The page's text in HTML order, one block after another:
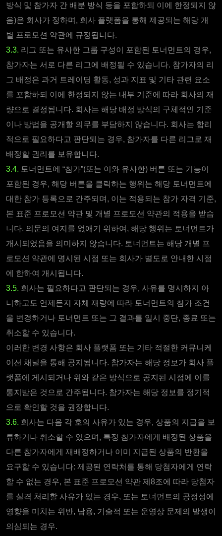
방식 및 참가자 간 배분 방식 등을 포함하되 이에 한정되지 않
음)은 회사가 정하며, 회사 플랫폼을 통해 제공되는 해당 개
별 프로모션 약관에 규정됩니다.
3.3. 리그 또는 유사한 그룹 구성이 포함된 토너먼트의 경우,
참가자는 서로 다른 리그에 배정될 수 있습니다. 참가자의 리
그 배정은 과거 트레이딩 활동, 성과 지표 및 기타 관련 요소
를 포함하되 이에 한정되지 않는 내부 기준에 따라 회사의 재
량으로 결정됩니다. 회사는 해당 배정 방식의 구체적인 기준
이나 방법을 공개할 의무를 부담하지 않습니다. 회사는 합리
적으로 필요하다고 판단되는 경우, 참가자를 다른 리그로 재
배정할 권리를 보유합니다.
3.4. 토너먼트에 “참가”(또는 이와 유사한) 버튼 또는 기능이
포함된 경우, 해당 버튼을 클릭하는 행위는 해당 토너먼트에
대한 참가 등록으로 간주되며, 이는 적용되는 참가 자격 기준,
본 표준 프로모션 약관 및 개별 프로모션 약관의 적용을 받습
니다. 의문의 여지를 없애기 위하여, 해당 행위는 토너먼트가
개시되었음을 의미하지 않습니다. 토너먼트는 해당 개별 프
로모션 약관에 명시된 시점 또는 회사가 별도로 안내한 시점
에 한하여 개시됩니다.
3.5. 회사는 필요하다고 판단되는 경우, 사유를 명시하지 아
니하고도 언제든지 자체 재량에 따라 토너먼트의 참가 조건
을 변경하거나 토너먼트 또는 그 결과를 일시 중단, 종료 또는
취소할 수 있습니다.
이러한 변경 사항은 회사 플랫폼 또는 기타 적절한 커뮤니케
이션 채널을 통해 공지됩니다. 참가자는 해당 정보가 회사 플
랫폼에 게시되거나 위와 같은 방식으로 공지된 시점에 이를
통지받은 것으로 간주됩니다. 참가자는 해당 정보를 정기적
으로 확인할 것을 권장합니다.
3.6. 회사는 다음 각 호의 사유가 있는 경우, 상품의 지급을 보
류하거나 취소할 수 있으며, 특정 참가자에게 배정된 상품을
다른 참가자에게 재배정하거나 이미 지급된 상품의 반환을
요구할 수 있습니다: 제공된 연락처를 통해 당첨자에게 연락
할 수 없는 경우, 본 표준 프로모션 약관 제8조에 따라 당첨자
를 실격 처리할 사유가 있는 경우, 또는 토너먼트의 공정성에
영향을 미치는 위반, 남용, 기술적 또는 운영상 문제의 발생이
의심되는 경우.